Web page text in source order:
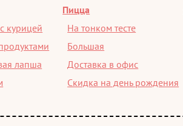
Пицца
курицей На тонком тесте
Большая
лапша Доставка в офис
Скидка на день рождения